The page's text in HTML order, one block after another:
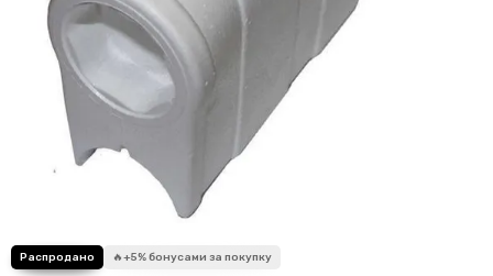
Гарпуны
Бегунки / скользящие втулки
Тяги и зацепы для арбалетов
Тяги для слингов
Линесбросы
Химические средства
Аксессуары для трубок для плавания
Флажки для гарпунов
Вешалки